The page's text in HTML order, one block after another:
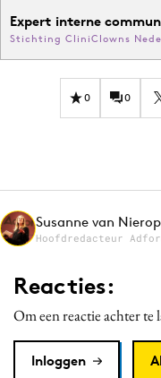
Expert interne
Stichting CliniClowns
0 0
Susanne van Nierop
Hoofdredacteur
Reacties:
Om een reactie achter te
Inloggen